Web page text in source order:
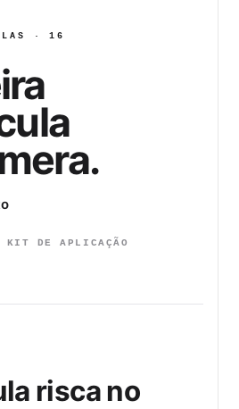
· 16
.
KIT DE APLICAÇÃO
risca no